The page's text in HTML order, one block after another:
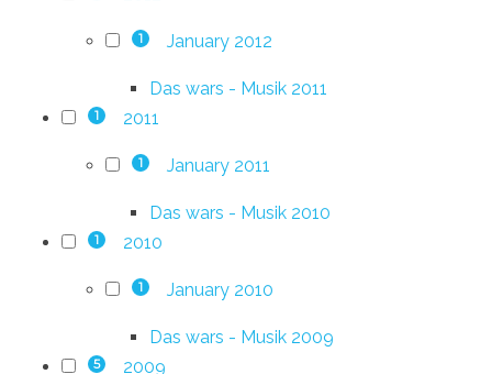
1 January 2012
Das wars - Musik 2011
1 2011
1 January 2011
Das wars - Musik 2010
1 2010
1 January 2010
Das wars - Musik 2009
5 2009